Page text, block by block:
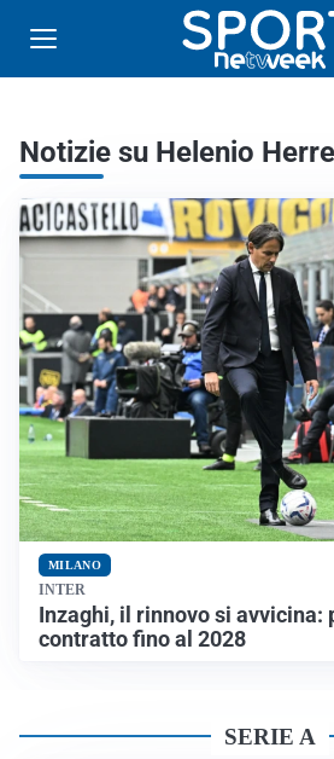
Notizie su Helenio
MILANO
INTER
Inzaghi, il rinnovo si avvicina:
contratto fino al 2028
SERIE A